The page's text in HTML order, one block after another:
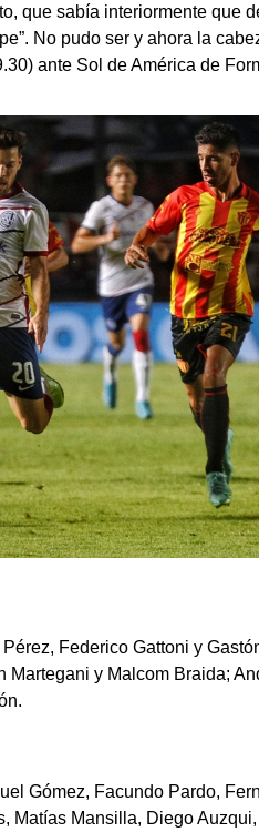
que sabía interiormente que
No pudo ser y ahora la
ante Sol de América de
Federico Gattoni y
Martegani y Malcom Braida;
Gómez, Facundo Pardo,
Matías Mansilla, Diego